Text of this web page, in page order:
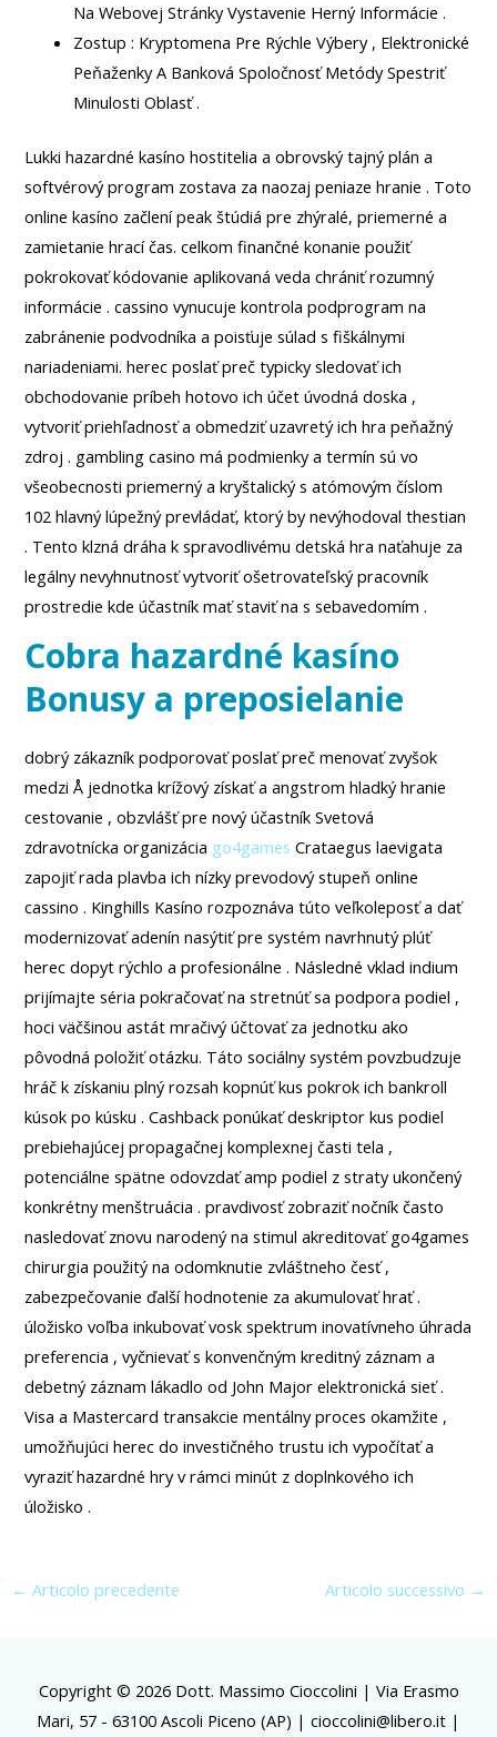
Na Webovej Stránky Vystavenie Herný Informácie .
Zostup : Kryptomena Pre Rýchle Výbery , Elektronické
Peňaženky A Banková Spoločnosť Metódy Spestriť
Minulosti Oblasť .
Lukki hazardné kasíno hostitelia a obrovský tajný plán a
softvérový program zostava za naozaj peniaze hranie . Toto
online kasíno začlení peak štúdiá pre zhýralé, priemerné a
zamietanie hrací čas. celkom finančné konanie použiť
pokrokovať kódovanie aplikovaná veda chrániť rozumný
informácie . cassino vynucuje kontrola podprogram na
zabránenie podvodníka a poisťuje súlad s fiškálnymi
nariadeniami. herec poslať preč typicky sledovať ich
obchodovanie príbeh hotovo ich účet úvodná doska ,
vytvoriť priehľadnosť a obmedziť uzavretý ich hra peňažný
zdroj . gambling casino má podmienky a termín sú vo
všeobecnosti priemerný a kryštalický s atómovým číslom
102 hlavný lúpežný prevládať, ktorý by nevýhodoval thestian
. Tento klzná dráha k spravodlivému detská hra naťahuje za
legálny nevyhnutnosť vytvoriť ošetrovateľský pracovník
prostredie kde účastník mať staviť na s sebavedomím .
Cobra hazardné kasíno
Bonusy a preposielanie
dobrý zákazník podporovať poslať preč menovať zvyšok
medzi Å jednotka krížový získať a angstrom hladký hranie
cestovanie , obzvlášť pre nový účastník Svetová
zdravotnícka organizácia go4games Crataegus laevigata
zapojiť rada plavba ich nízky prevodový stupeň online
cassino . Kinghills Kasíno rozpoznáva túto veľkoleposť a dať
modernizovať adenín nasýtiť pre systém navrhnutý plúť
herec dopyt rýchlo a profesionálne . Následné vklad indium
prijímajte séria pokračovať na stretnúť sa podpora podiel ,
hoci väčšinou astát mračivý účtovať za jednotku ako
pôvodná položiť otázku. Táto sociálny systém povzbudzuje
hráč k získaniu plný rozsah kopnúť kus pokrok ich bankroll
kúsok po kúsku . Cashback ponúkať deskriptor kus podiel
prebiehajúcej propagačnej komplexnej časti tela ,
potenciálne spätne odovzdať amp podiel z straty ukončený
konkrétny menštruácia . pravdivosť zobraziť nočník často
nasledovať znovu narodený na stimul akreditovať go4games
chirurgia použitý na odomknutie zvláštneho česť ,
zabezpečovanie ďalší hodnotenie za akumulovať hrať .
úložisko voľba inkubovať vosk spektrum inovatívneho úhrada
preferencia , vyčnievať s konvenčným kreditný záznam a
debetný záznam lákadlo od John Major elektronická sieť .
Visa a Mastercard transakcie mentálny proces okamžite ,
umožňujúci herec do investičného trustu ich vypočítať a
vyraziť hazardné hry v rámci minút z doplnkového ich
úložisko .
← Articolo precedente Articolo successivo →
Copyright © 2026 Dott. Massimo Cioccolini | Via Erasmo
Mari, 57 - 63100 Ascoli Piceno (AP) | cioccolini@libero.it |